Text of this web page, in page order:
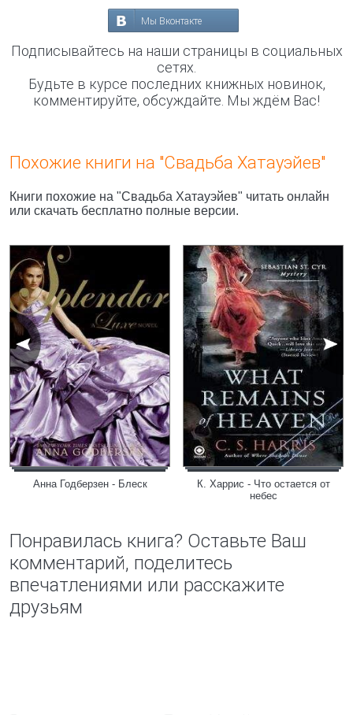
Мы Вконтакте
Подписывайтесь на наши страницы в социальных
сетях.
Будьте в курсе последних книжных новинок,
комментируйте, обсуждайте. Мы ждём Вас!
Похожие книги на "Свадьба Хатауэйев"
Книги похожие на "Свадьба Хатауэйев" читать онлайн
или скачать бесплатно полные версии.
Анна Годберзен - Блеск
К. Харрис - Что остается от
небес
Понравилась книга? Оставьте Ваш
комментарий, поделитесь
впечатлениями или расскажите
друзьям